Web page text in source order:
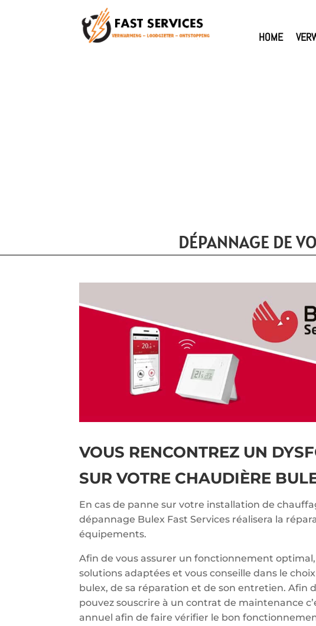
HOME
DÉPANNAGE DE
VOUS RENCONTREZ UN
SUR VOTRE CHAUDIÈRE
En cas de panne sur votre installation de
dépannage Bulex Fast Services réalisera la
équipements.
Afin de vous assurer un fonctionnement
solutions adaptées et vous conseille dans le
bulex, de sa réparation et de son entretien. Afin
pouvez souscrire à un contrat de maintenance
annuel afin de faire vérifier le bon